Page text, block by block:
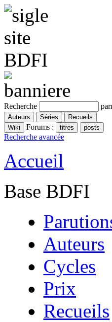
Recherche
Forums :
Recherche avancée
Accueil
Base BDFI
Auteurs
Cycles
Prix
Recueils